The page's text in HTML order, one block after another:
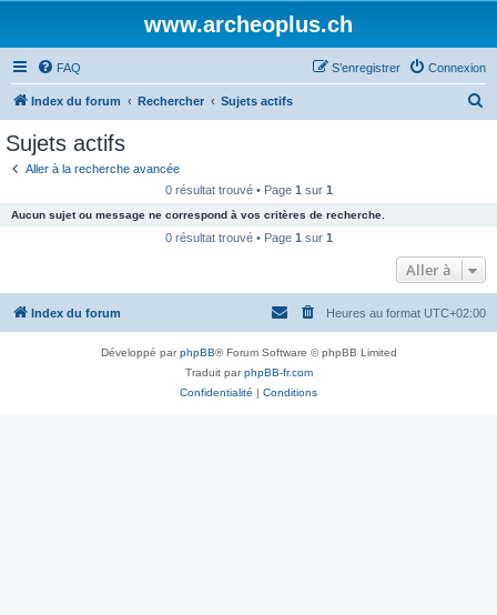
www.archeoplus.ch
FAQ Connexion
S’enregistrer
Index du forum Rechercher Sujets actifs
c
e
Sujets actifs
Aller à la recherche avancée
0 résultat trouvé • Page 1 sur 1
Aucun sujet ou message ne correspond à vos critères de recherche.
0 résultat trouvé • Page 1 sur 1
Aller à
Index du forum Heures au format UTC+02:00
Développé parphpBB® Forum Software © phpBB Limited
Traduit parphpBB-fr.com
Confidentialité | Conditions